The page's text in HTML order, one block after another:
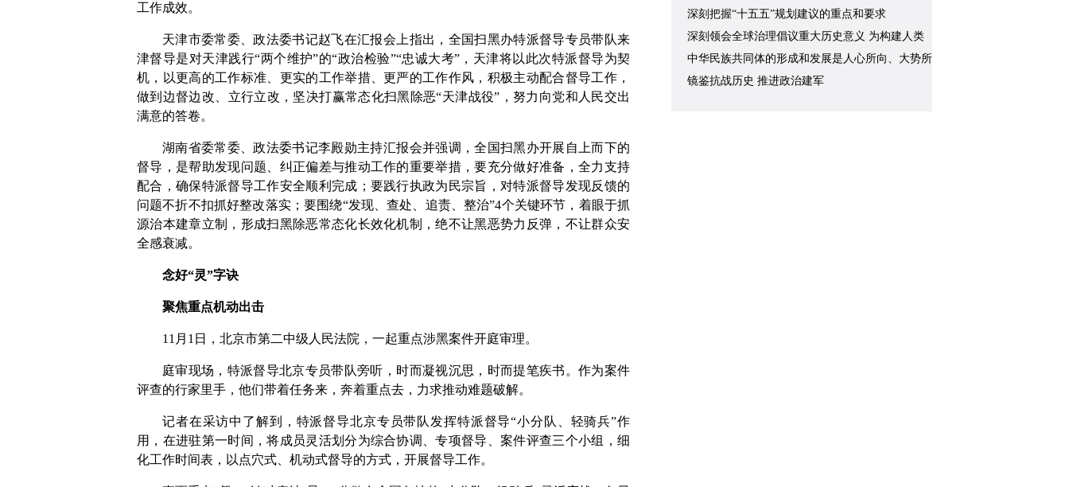
工作成效。
天津市委常委、政法委书记赵飞在汇报会上指出，全国扫黑办特派督导专员带队来
津督导是对天津践行“两个维护”的“政治检验”“忠诚大考”，天津将以此次特派督导为契
机，以更高的工作标准、更实的工作举措、更严的工作作风，积极主动配合督导工作，
做到边督边改、立行立改，坚决打赢常态化扫黑除恶“天津战役”，努力向党和人民交出
满意的答卷。
湖南省委常委、政法委书记李殿勋主持汇报会并强调，全国扫黑办开展自上而下的
督导，是帮助发现问题、纠正偏差与推动工作的重要举措，要充分做好准备，全力支持
配合，确保特派督导工作安全顺利完成；要践行执政为民宗旨，对特派督导发现反馈的
问题不折不扣抓好整改落实；要围绕“发现、查处、追责、整治”4个关键环节，着眼于抓
源治本建章立制，形成扫黑除恶常态化长效化机制，绝不让黑恶势力反弹，不让群众安
全感衰减。
念好“灵”字诀
聚焦重点机动出击
11月1日，北京市第二中级人民法院，一起重点涉黑案件开庭审理。
庭审现场，特派督导北京专员带队旁听，时而凝视沉思，时而提笔疾书。作为案件
评查的行家里手，他们带着任务来，奔着重点去，力求推动难题破解。
记者在采访中了解到，特派督导北京专员带队发挥特派督导“小分队、轻骑兵”作
用，在进驻第一时间，将成员灵活划分为综合协调、专项督导、案件评查三个小组，细
化工作时间表，以点穴式、机动式督导的方式，开展督导工作。
深刻把握“十五五”规划建议的重点和要求
深刻领会全球治理倡议重大历史意义 为构建人类
命运共同体凝聚磅礴合力
中华民族共同体的形成和发展是人心所向、大势所
趋、历史必然
镜鉴抗战历史 推进政治建军